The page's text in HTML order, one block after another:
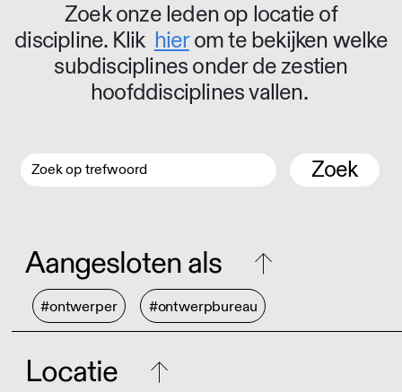
Zoek onze leden op locatie of
discipline. Klik hierom te bekijken welke
subdisciplines onder de zestien
hoofddisciplines vallen.
Zoek
Aangesloten als
#ontwerper #ontwerpbureau
Locatie